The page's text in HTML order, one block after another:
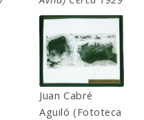
Juan Cabré
Aguiló (Fototeca